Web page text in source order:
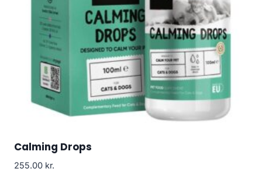
Calming Drops
255.00 kr.